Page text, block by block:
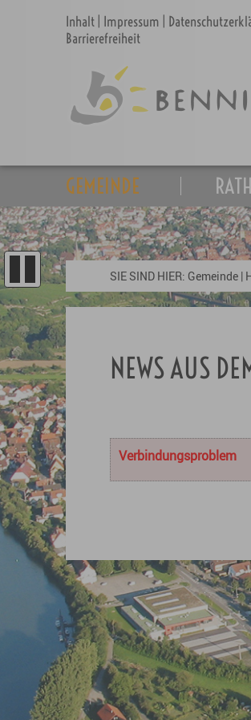
Inhalt Impressum
Barrierefreiheit
GEMEINDE
SIE SIND HIER: Gemeinde |
NEWS AUS
Verbindungsproblem